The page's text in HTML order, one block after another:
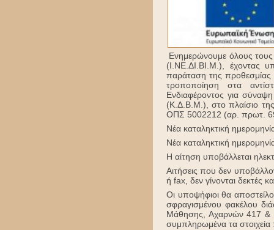
Ενημερώνουμε όλους
(Ι.ΝΕ.ΔΙ.ΒΙ.Μ.), έχοντας
παράταση της προθεσμίας
τροποποίηση στα
Ενδιαφέροντος για
(Κ.Δ.Β.Μ.), στο πλαίσιο
ΟΠΣ 5002212 (αρ. πρωτ.
Νέα καταληκτική
Νέα καταληκτική
Η αίτηση υποβάλλεται
Αιτήσεις που δεν
ή fax, δεν γίνονται δεκτές
Οι υποψήφιοι θα
σφραγισμένου φακέλου
Μάθησης, Αχαρνών 417 &
συμπληρωμένα τα στοιχεία